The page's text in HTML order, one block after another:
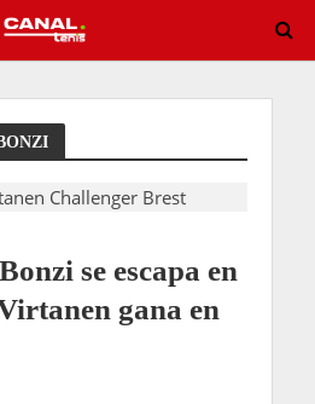
Challenger Todi 2026
se escapa en
gana en